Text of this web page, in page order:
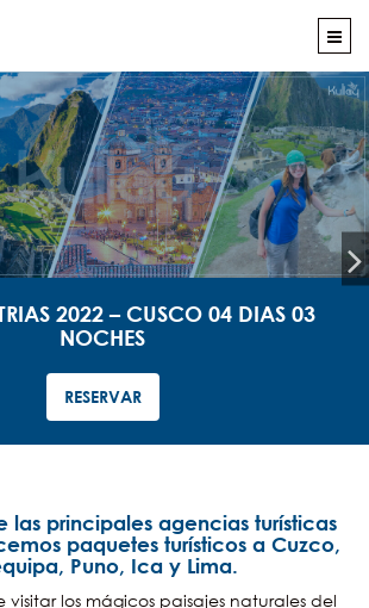
2022 – CUSCO 04 DIAS 03
NOCHES
RESERVAR
las principales agencias turísticas
paquetes turísticos a Cuzco,
Puno, Ica y Lima.
visitar los mágicos paisajes naturales del